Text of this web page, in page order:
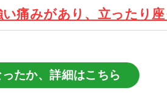
痛みがあり、立ったり
たか、詳細はこちら